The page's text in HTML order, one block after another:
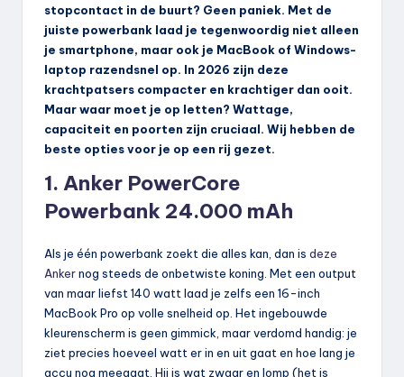
stopcontact in de buurt? Geen paniek. Met de
juiste powerbank laad je tegenwoordig niet alleen
je smartphone, maar ook je MacBook of Windows-
laptop razendsnel op. In 2026 zijn deze
krachtpatsers compacter en krachtiger dan ooit.
Maar waar moet je op letten? Wattage,
capaciteit en poorten zijn cruciaal. Wij hebben de
beste opties voor je op een rij gezet.
1. Anker PowerCore
Powerbank 24.000 mAh
Als je één powerbank zoekt die alles kan, dan is deze
Ankernog steeds de onbetwiste koning. Met een output
van maar liefst 140 watt laad je zelfs een 16-inch
MacBook Pro op volle snelheid op. Het ingebouwde
kleurenscherm is geen gimmick, maar verdomd handig: je
ziet precies hoeveel watt er in en uit gaat en hoe lang je
accu nog meegaat. Hij is wat zwaar en lomp (het is